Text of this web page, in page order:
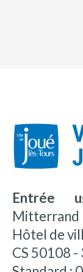
Entrée
Mitterrand
Hôtel de
CS 50108